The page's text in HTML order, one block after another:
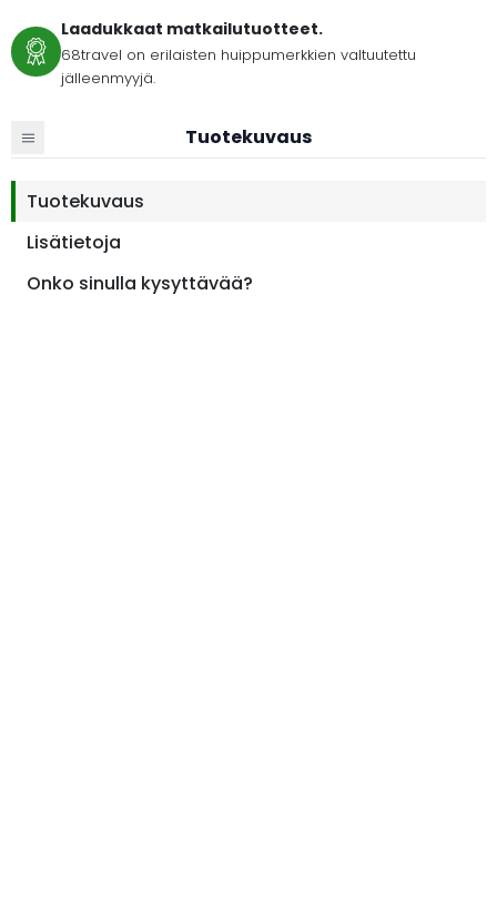
Laadukkaat matkailutuotteet.
68travel on erilaisten huippumerkkien valtuutettu
jälleenmyyjä.
Tuotekuvaus
Tuotekuvaus
Lisätietoja
Onko sinulla kysyttävää?